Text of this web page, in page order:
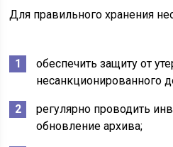
Для правильного хранения
обеспечить защиту от
несанкционированного
регулярно проводить
обновление архива;